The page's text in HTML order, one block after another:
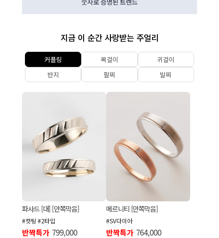
지금 이 순간 사랑받는 주얼리
커플링 목걸이
귀걸이
반지
팔찌 발찌
파사드 [대] [안쪽막음]
#컷팅 #2타입
반짝특가 799,000
메르니티 [안쪽막음]
#SV다이아
반짝특가 764,000